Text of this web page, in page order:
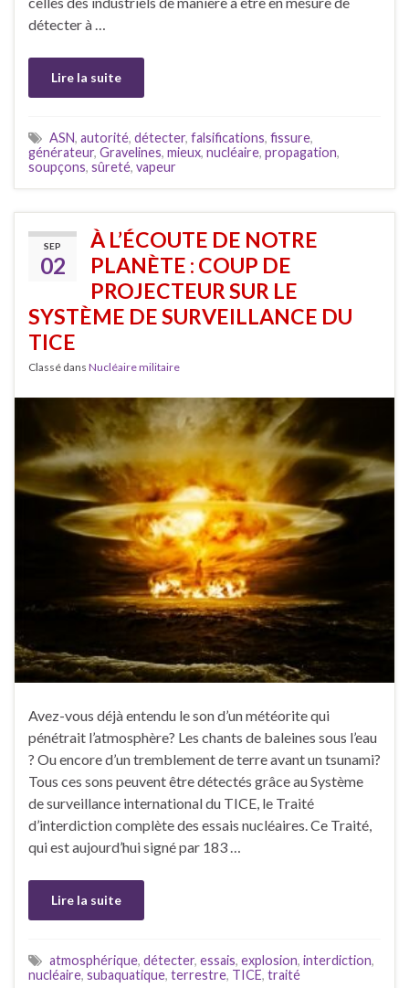
détecter à …
Lire la suite
ASN, autorité, détecter, falsifications, fissure,
générateur, Gravelines, mieux, nucléaire, propagation,
soupçons, sûreté, vapeur
SEP
02
À L’ÉCOUTE DE NOTRE
PLANÈTE : COUP DE
PROJECTEUR SUR LE
SYSTÈME DE SURVEILLANCE DU
TICE
Classé dans Nucléaire militaire
Avez-vous déjà entendu le son d’un météorite qui
pénétrait l’atmosphère? Les chants de baleines sous l’eau
? Ou encore d’un tremblement de terre avant un tsunami?
Tous ces sons peuvent être détectés grâce au Système
de surveillance international du TICE, le Traité
d’interdiction complète des essais nucléaires. Ce Traité,
qui est aujourd’hui signé par 183 …
Lire la suite
atmosphérique, détecter, essais, explosion, interdiction,
nucléaire, subaquatique, terrestre, TICE, traité